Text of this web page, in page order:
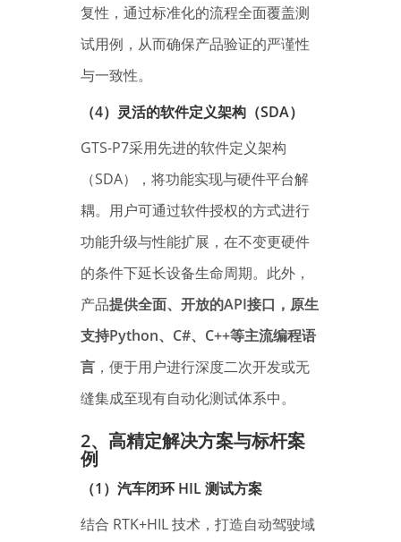
复性，通过标准化的流程全面覆盖测
试用例，从而确保产品验证的严谨性
与一致性。
（4）灵活的软件定义架构（SDA）
GTS-P7采用先进的软件定义架构
（SDA），将功能实现与硬件平台解
耦。用户可通过软件授权的方式进行
功能升级与性能扩展，在不变更硬件
的条件下延长设备生命周期。此外，
产品提供全面、开放的API接口，原生
支持Python、C#、C++等主流编程语
言 ，便于用户进行深度二次开发或无
缝集成至现有自动化测试体系中。
2、 高精定解决方案与标杆案
例
（1）汽车闭环 HIL 测试方案
结合 RTK+HIL 技术，打造自动驾驶域